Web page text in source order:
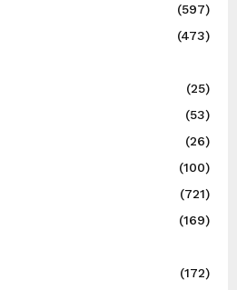
(597)
(473)
(25)
(53)
(26)
(100)
(721)
(169)
(172)